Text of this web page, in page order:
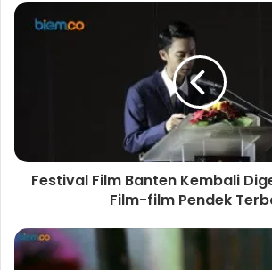
Festival Film Banten Kembali
Film-film Pendek